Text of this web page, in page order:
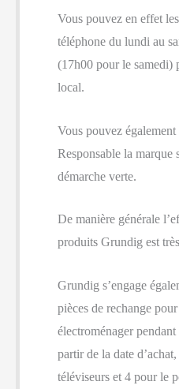
Vous pouvez en effet
téléphone du lundi au
(17h00 pour le samedi)
local.
Vous pouvez
Responsable la marque
démarche verte.
De manière générale
produits Grundig est
Grundig s’engage
pièces de rechange
électroménager
partir de la date
téléviseurs et 4 pour le